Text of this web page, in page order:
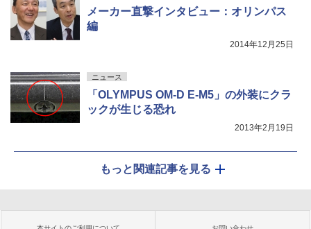
メーカー直撃インタビュー：オリンパス
編
2014年12月25日
ニュース
「OLYMPUS OM-D E-M5」の外装にクラ
ックが生じる恐れ
2013年2月19日
もっと関連記事を見る